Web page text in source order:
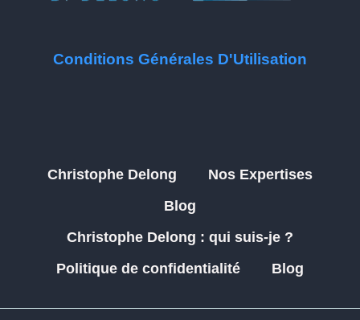
Conditions Générales D'Utilisation
Christophe Delong
Nos Expertises
Blog
Christophe Delong : qui suis-je ?
Politique de confidentialité
Blog